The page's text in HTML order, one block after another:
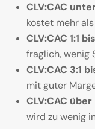
CLV:CAC unter
kostet mehr
CLV:CAC 1:1
fraglich, wenig
CLV:CAC 3:1
mit guter
CLV:CAC über
wird zu wenig